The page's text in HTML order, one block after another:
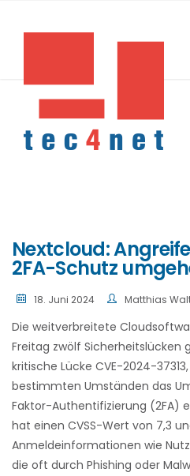
Nextcloud:
2FA-Schutz
18. Juni 2024 Matthias
Die weitverbreitete
Freitag zwölf Sicherheitslücken
kritische Lücke CVE-2024-
bestimmten Umständen das
Faktor-Authentifizierung (2FA)
hat einen CVSS-Wert von 7,3
Anmeldeinformationen wie
die oft durch Phishing oder